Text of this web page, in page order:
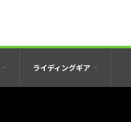
ライディングギア